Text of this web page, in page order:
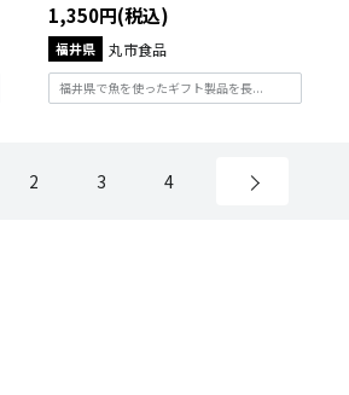
1,350円(税込)
福井県 丸市食品
福井県で魚を使ったギフト製品を長...
2 3 4